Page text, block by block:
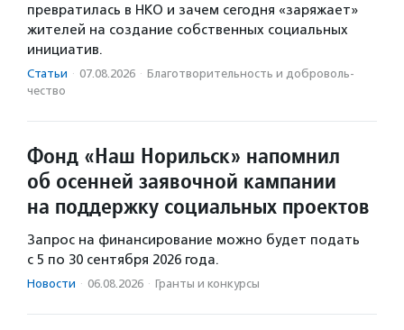
превратилась в НКО и зачем сегодня «заряжает»
жителей на создание собственных социальных
инициатив.
Статьи · 07.08.2026 · Благотвори­тель­ность и доброволь­
чест­во
Фонд «Наш Норильск» напомнил
об осенней заявочной кампании
на поддержку социальных проектов
Запрос на финансирование можно будет подать
с 5 по 30 сентября 2026 года.
Новости · 06.08.2026 · Гранты и конкурсы